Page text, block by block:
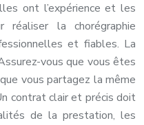
ont l’expérience et les
réaliser la chorégraphie
et fiables. La
vous que vous êtes
vous partagez la même
contrat clair et précis doit
de la prestation, les